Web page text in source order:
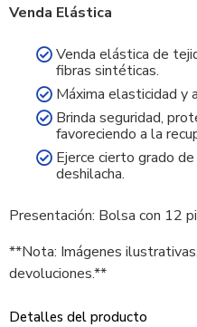
Venda Elástica
Venda elástica de
fibras sintéticas.
Máxima elasticidad y
Brinda seguridad,
favoreciendo a la
Ejerce cierto grado
deshilacha.
Presentación: Bolsa con 12
**Nota: Imágenes
devoluciones.**
Detalles del producto